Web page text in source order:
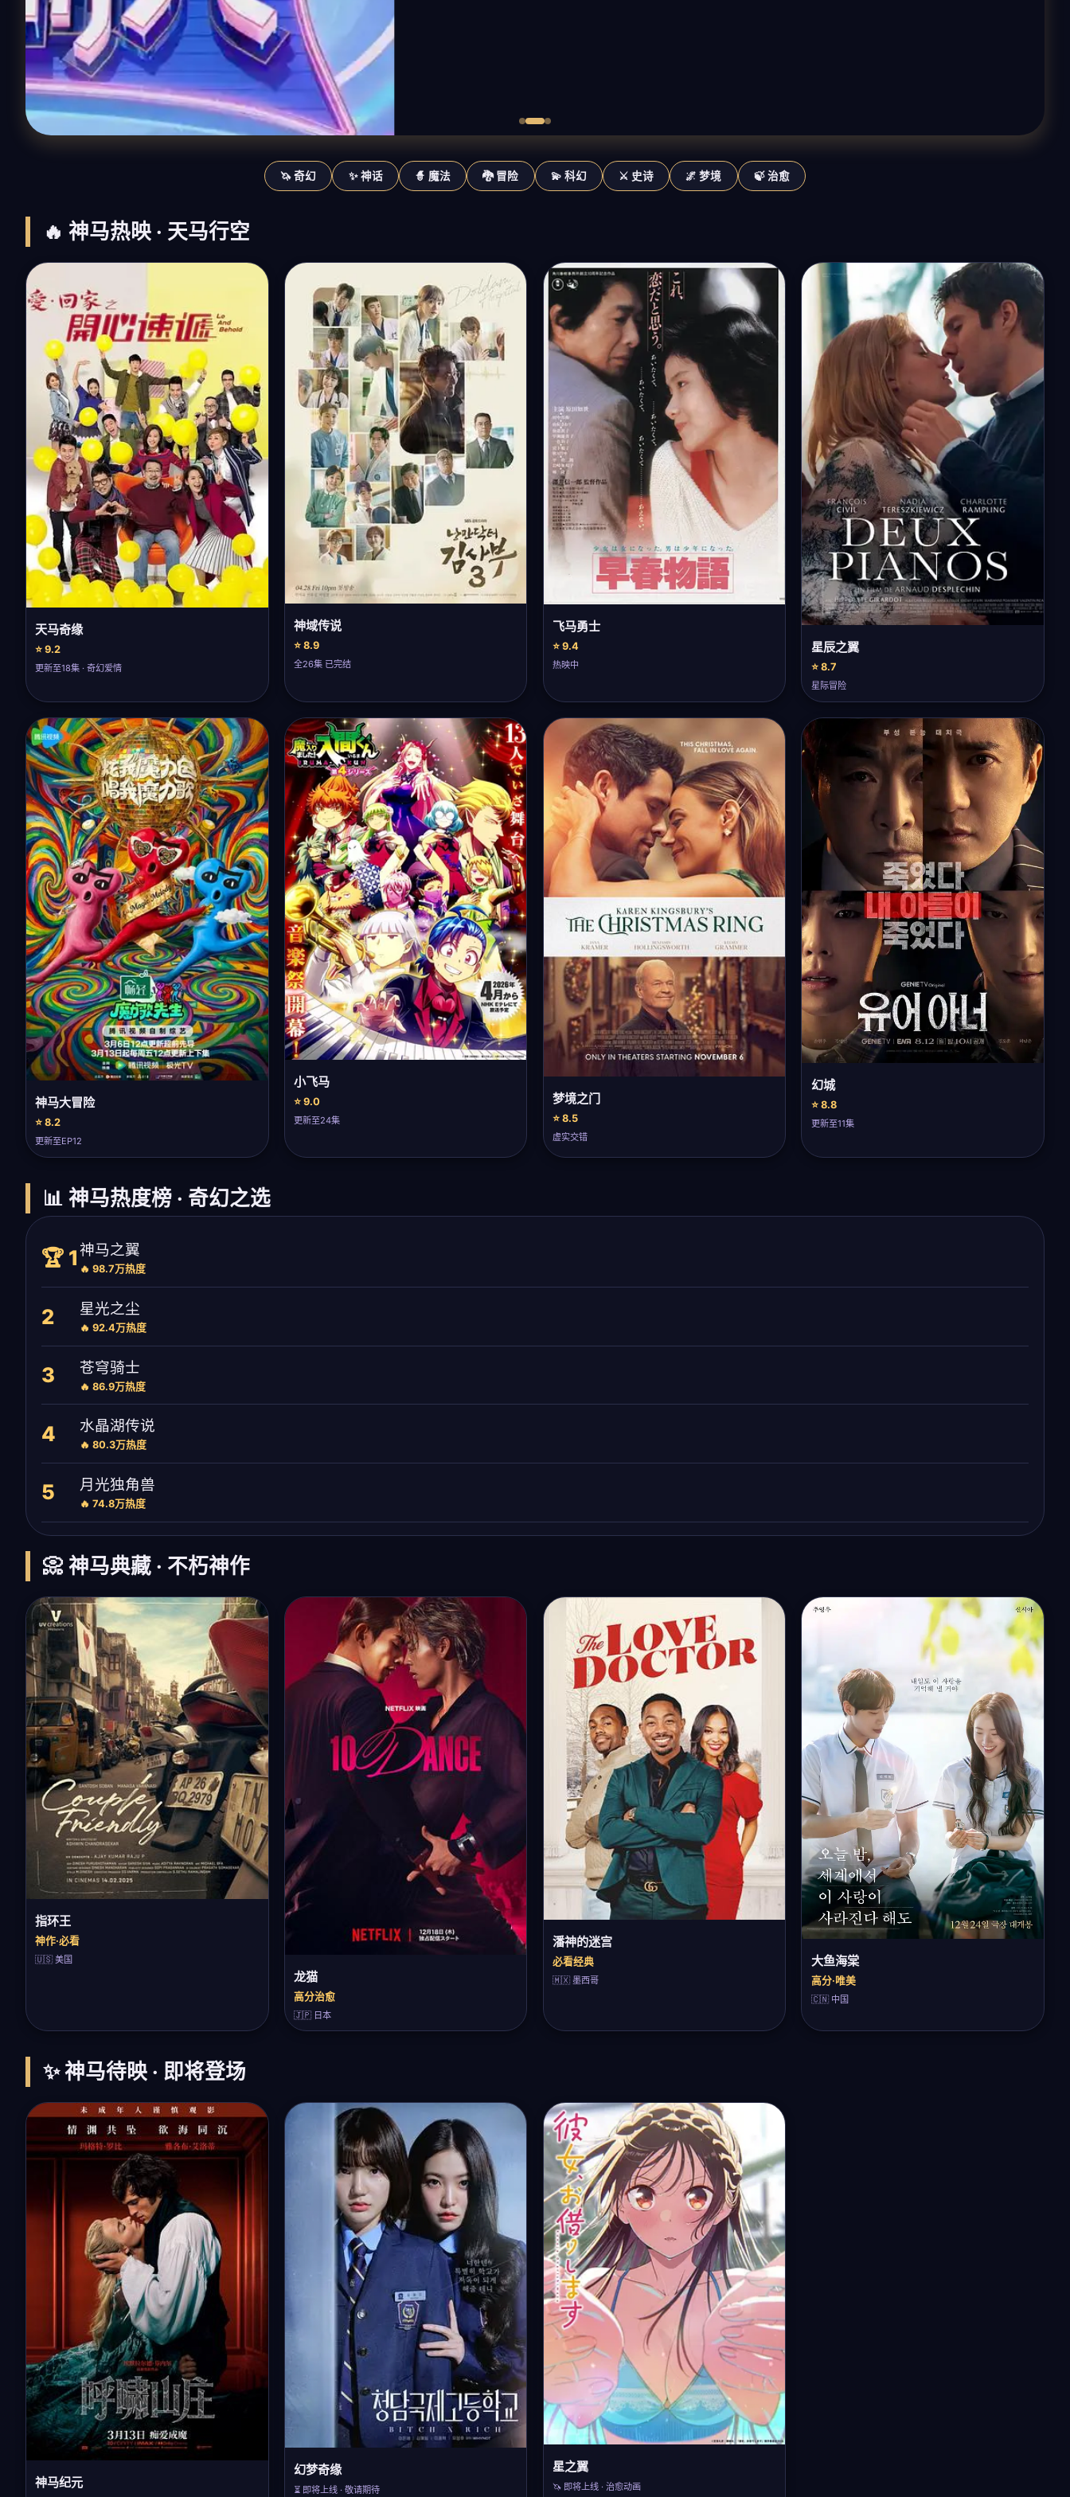
🦄 奇幻 ✨ 神话 🧙 魔法 🐉 冒险 💫 科幻 ⚔️ 史诗 🌌 梦境 🍃 治愈
🔥 神马热映 · 天马行空
天马奇缘
⭐ 9.2
更新至18集 · 奇幻爱情
神域传说
⭐ 8.9
全26集 已完结
飞马勇士
⭐ 9.4
热映中
星辰之翼
⭐ 8.7
星际冒险
神马大冒险
⭐ 8.2
更新至EP12
小飞马
⭐ 9.0
更新至24集
梦境之门
⭐ 8.5
虚实交错
幻城
⭐ 8.8
更新至11集
📊 神马热度榜 · 奇幻之选
🏆 1神马之翼
🔥 98.7万热度
2 星光之尘
🔥 92.4万热度
3 苍穹骑士
🔥 86.9万热度
4 水晶湖传说
🔥 80.3万热度
5 月光独角兽
🔥 74.8万热度
📀 神马典藏 · 不朽神作
指环王
神作·必看
🇺🇸 美国
龙猫
高分治愈
🇯🇵 日本
潘神的迷宫
必看经典
🇲🇽 墨西哥
大鱼海棠
高分·唯美
🇨🇳 中国
✨ 神马待映 · 即将登场
神马纪元
幻梦奇缘
⏳ 即将上线 · 敬请期待
星之翼
🦄 即将上线 · 治愈动画